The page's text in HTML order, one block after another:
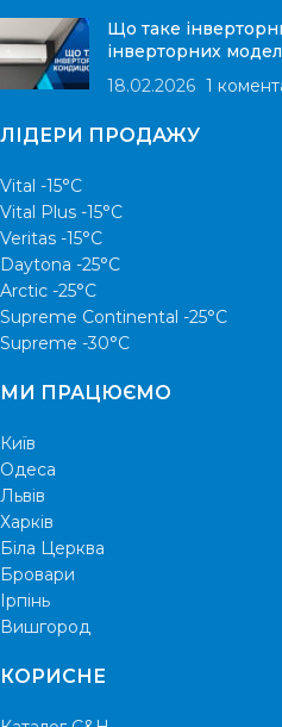
Що таке
інверторних
18.02.2026 1
ЛІДЕРИ ПРОДАЖУ
Vital -15°С
Vital Plus -15°C
Veritas -15°С
Daytona -25°С
Arctic -25°С
Supreme Continental -25°С
Supreme -30°С
МИ ПРАЦЮЄМО
Київ
Одеса
Львів
Харків
Біла Церква
Бровари
Ірпінь
Вишгород
КОРИСНЕ